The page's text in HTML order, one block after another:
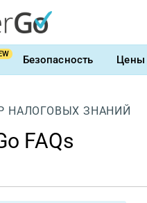
Безопасность Цены
НАЛОГОВЫХ ЗНАНИЙ
FAQs